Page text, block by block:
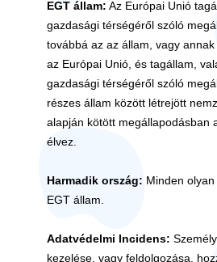
EGT állam: Az Európai Unió
gazdasági térségéről szóló
továbbá az az állam, vagy
az Európai Unió, és tagállam,
gazdasági térségéről szóló
részes állam között létrejött
alapján kötött megállapodásban
élvez.
Harmadik ország: Minden
EGT állam.
Adatvédelmi Incidens:
kezelése, vagy feldolgozása,